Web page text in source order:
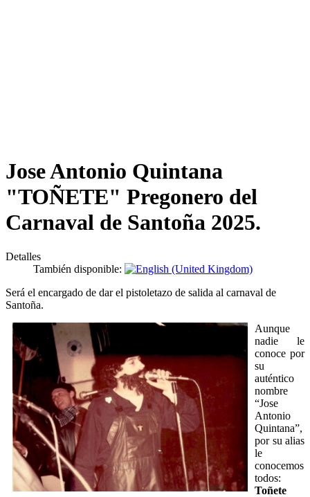
Jose Antonio Quintana
"TOÑETE" Pregonero del
Carnaval de Santoña 2025.
Detalles
También disponible:
Será el encargado de dar el pistoletazo de salida al carnaval de
Santoña.
Aunque
nadie le
conoce por
su
auténtico
nombre
“Jose
Antonio
Quintana”,
por su alias
le
conocemos
todos:
Toñete